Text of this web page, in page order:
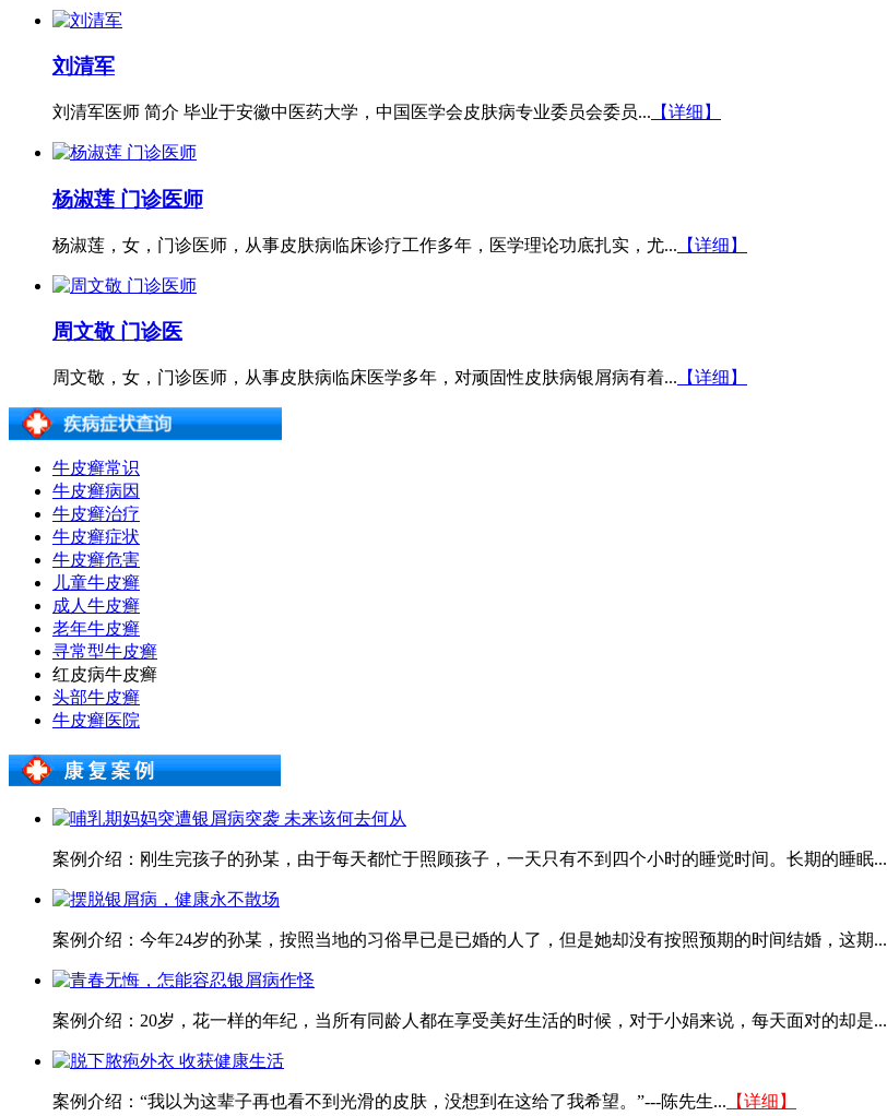
刘清军
刘清军医师 简介 毕业于安徽中医药大学，中国医学会皮肤病专业委员会委员... 【详细】
杨淑莲 门诊医师
杨淑莲，女，门诊医师，从事皮肤病临床诊疗工作多年，医学理论功底扎实，尤... 【详细】
周文敬 门诊医
周文敬，女，门诊医师，从事皮肤病临床医学多年，对顽固性皮肤病银屑病有着... 【详细】
牛皮癣常识
牛皮癣病因
牛皮癣治疗
牛皮癣症状
牛皮癣危害
儿童牛皮癣
成人牛皮癣
老年牛皮癣
寻常型牛皮癣
红皮病牛皮癣
头部牛皮癣
牛皮癣医院
案例介绍：刚生完孩子的孙某，由于每天都忙于照顾孩子，一天只有不到四个小时的睡觉时间。长期的睡眠...
案例介绍：今年24岁的孙某，按照当地的习俗早已是已婚的人了，但是她却没有按照预期的时间结婚，这期...
案例介绍：20岁，花一样的年纪，当所有同龄人都在享受美好生活的时候，对于小娟来说，每天面对的却是...
案例介绍：“我以为这辈子再也看不到光滑的皮肤，没想到在这给了我希望。”---陈先生... 【详细】